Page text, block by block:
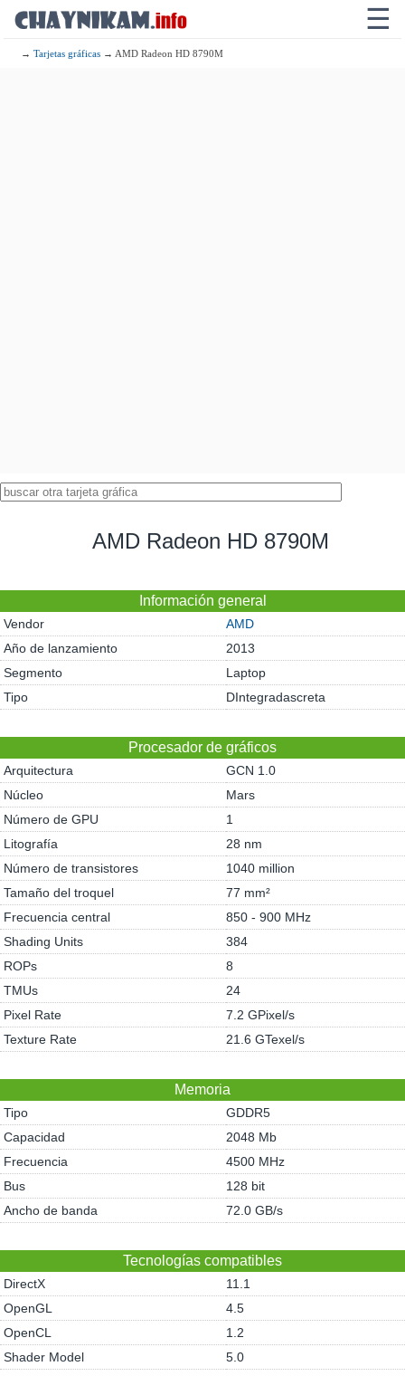
☰
→Tarjetas gráficas → AMD Radeon HD 8790M
AMD Radeon HD 8790M
Información general
Vendor
AMD
Año de lanzamiento
2013
Segmento
Laptop
Tipo
DIntegradascreta
Procesador de gráficos
Arquitectura
GCN 1.0
Núcleo
Mars
Número de GPU
1
Litografía
28 nm
Número de transistores
1040 million
Tamaño del troquel
77 mm²
Frecuencia central
850 - 900 MHz
Shading Units
384
ROPs
8
TMUs
24
Pixel Rate
7.2 GPixel/s
Texture Rate
21.6 GTexel/s
Memoria
Tipo
GDDR5
Capacidad
2048 Mb
Frecuencia
4500 MHz
Bus
128 bit
Ancho de banda
72.0 GB/s
Tecnologías compatibles
DirectX
11.1
OpenGL
4.5
OpenCL
1.2
Shader Model
5.0